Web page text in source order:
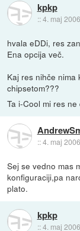
kpkp
::4. maj
hvala eDDi, res
Ena opcija več.
Kaj res nihče nima
chipsetom???
Ta i-Cool mi res ne
::4. maj
Sej se vedno mas
konfiguraciji,pa
plato.
kpkp
::4. maj